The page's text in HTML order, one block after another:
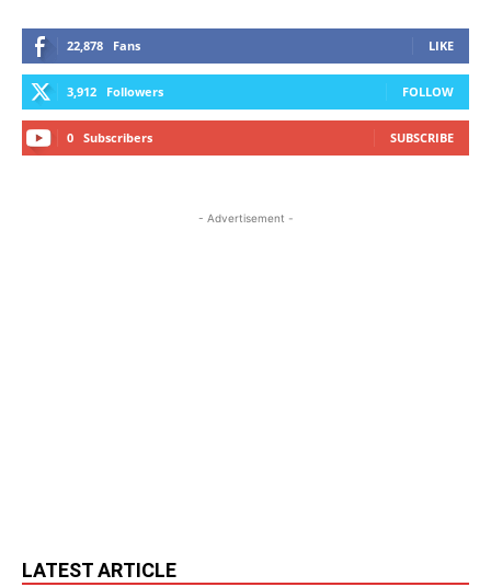
22,878 Fans LIKE
3,912 Followers FOLLOW
0 Subscribers SUBSCRIBE
- Advertisement -
LATEST ARTICLE